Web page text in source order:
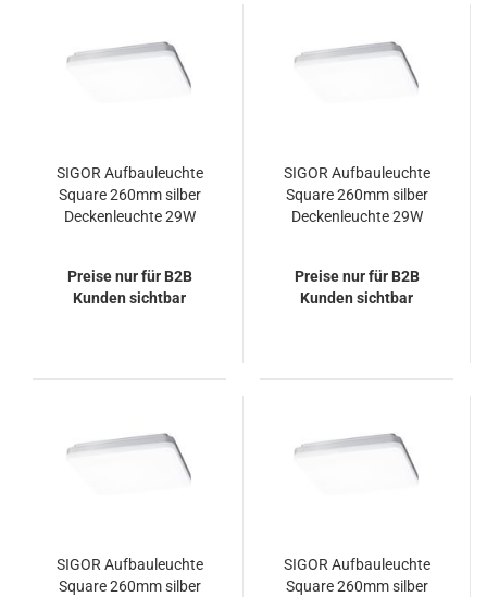
SIGOR Aufbauleuchte
Square 260mm silber
Deckenleuchte 29W
Preise nur für B2B
Kunden sichtbar
SIGOR Aufbauleuchte
Square 260mm silber
Deckenleuchte 29W
Preise nur für B2B
Kunden sichtbar
SIGOR Aufbauleuchte
Square 260mm silber
SIGOR Aufbauleuchte
Square 260mm silber